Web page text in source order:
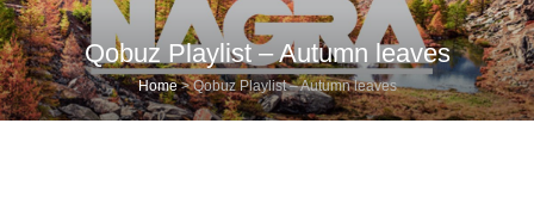
Qobuz Playlist – Autumn leaves
Home>Qobuz Playlist – Autumn leaves